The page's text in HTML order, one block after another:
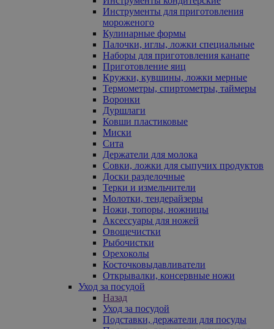
Инструменты для приготовления
мороженого
Кулинарные формы
Палочки, иглы, ложки специальные
Наборы для приготовления канапе
Приготовление яиц
Кружки, кувшины, ложки мерные
Термометры, спиртометры, таймеры
Воронки
Дуршлаги
Ковши пластиковые
Миски
Сита
Держатели для молока
Совки, ложки для сыпучих продуктов
Доски разделочные
Терки и измельчители
Молотки, тендерайзеры
Ножи, топоры, ножницы
Аксессуары для ножей
Овощечистки
Рыбочистки
Орехоколы
Косточковыдавливатели
Открывалки, консервные ножи
Уход за посудой
Назад
Уход за посудой
Подставки, держатели для посуды